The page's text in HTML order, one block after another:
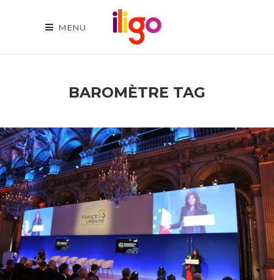
MENU
BAROMÈTRE TAG